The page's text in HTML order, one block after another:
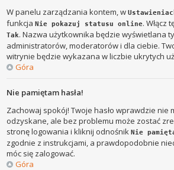
W panelu zarządzania kontem, w
funkcjaNie pokazuj statusu online. Włącz
Tak. Nazwa użytkownika będzie wyświetlana
administratorów, moderatorów i dla ciebie.
witrynie będzie wykazana w liczbie ukrytych
Góra
Nie pamiętam hasła!
Zachowaj spokój! Twoje hasło wprawdzie nie
odzyskane, ale bez problemu może zostać
stronę logowania i kliknij odnośnikNie
zgodnie z instrukcjami, a prawdopodobnie
móc się zalogować.
Góra